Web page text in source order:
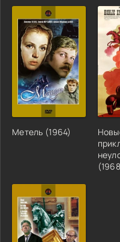
Метель (1964)